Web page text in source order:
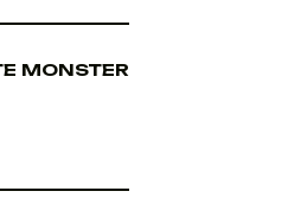
MONSTER